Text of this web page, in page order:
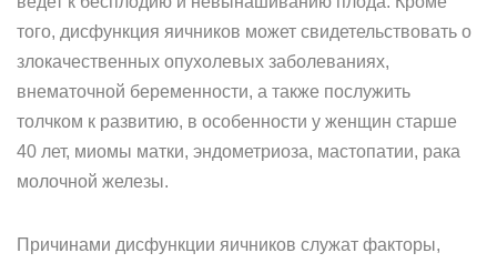
того, дисфункция яичников может свидетельствовать о
злокачественных опухолевых заболеваниях,
внематочной беременности, а также послужить
толчком к развитию, в особенности у женщин старше
40 лет, миомы матки, эндометриоза, мастопатии, рака
молочной железы.
Причинами дисфункции яичников служат факторы,